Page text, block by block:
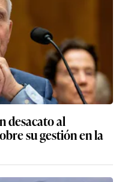
desacato al
su gestión en la